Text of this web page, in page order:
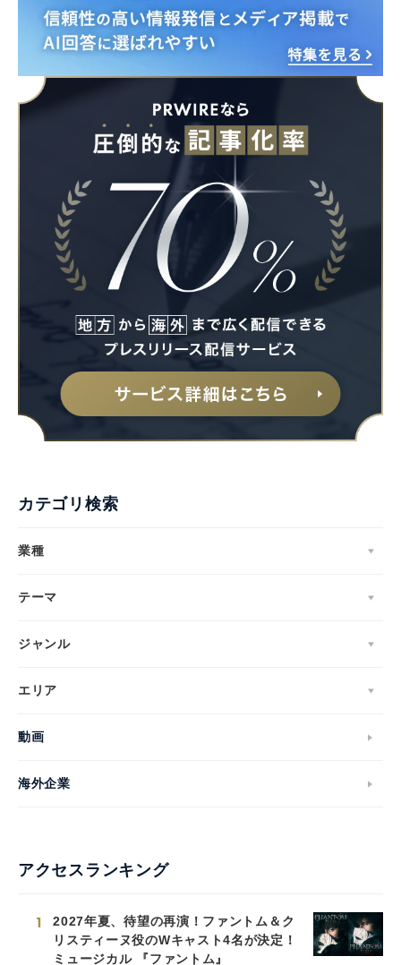
カテゴリ検索
業種
テーマ
ジャンル
エリア
動画
海外企業
アクセスランキング
1
2027年夏、待望の再演！ファントム＆ク
リスティーヌ役のWキャスト4名が決定！
ミュージカル 『ファントム』